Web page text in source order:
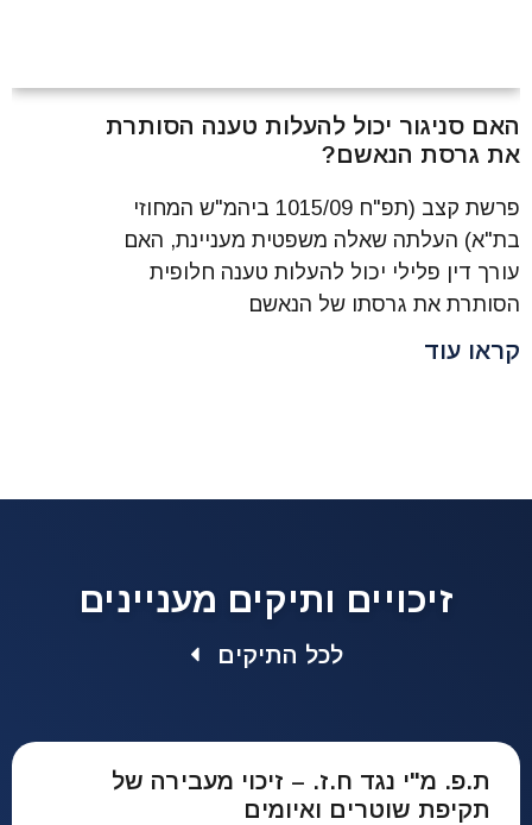
האם סניגור יכול להעלות טענה הסותרת
את גרסת הנאשם?
פרשת קצב (תפ"ח 1015/09 ביהמ"ש המחוזי
בת"א) העלתה שאלה משפטית מעניינת, האם
עורך דין פלילי יכול להעלות טענה חלופית
הסותרת את גרסתו של הנאשם
קראו עוד
זיכויים ותיקים מעניינים
לכל התיקים
ת.פ. מ"י נגד ח.ז. – זיכוי מעבירה של
תקיפת שוטרים ואיומים